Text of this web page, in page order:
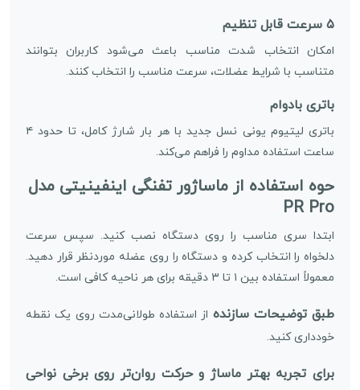
۵ سرعت قابل تنظیم
امکان انتخاب شدت مناسب باعث می‌شود کاربران بتوانند
متناسب با شرایط عضلات، سرعت مناسب را انتخاب کنند.
باتری بادوام
باتری لیتیوم یونی نسل جدید با هر بار شارژ کامل، تا حدود ۴
ساعت استفاده مداوم را فراهم می‌کند.
حوه استفاده از ماساژور تفنگی اینفینیتی مدل
PR Pro
ابتدا سری مناسب را روی دستگاه نصب کنید. سپس سرعت
دلخواه را انتخاب کرده و دستگاه را روی عضله موردنظر قرار دهید.
معمولاً استفاده بین ۱ تا ۳ دقیقه برای هر ناحیه کافی است.
طبق توضیحات سازنده از استفاده طولانی‌مدت روی یک نقطه
خودداری کنید.
برای تجربه بهتر ماساژ و حرکت روان‌تر روی برخی نواحی